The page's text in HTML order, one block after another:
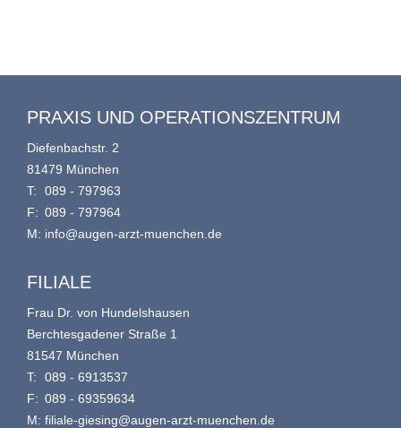
PRAXIS UND OPERATIONSZENTRUM
Diefenbachstr. 2
81479 München
T:
089 - 797963
F: 089 - 797964
M: info@augen-arzt-muenchen.de
FILIALE
Frau Dr. von Hundelshausen
Berchtesgadener Straße 1
81547 München
T:
089 - 6913537
F: 089 - 69359634
M: filiale-giesing@augen-arzt-muenchen.de